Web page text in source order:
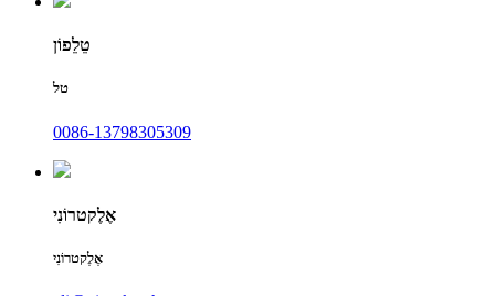
טֵלֵפוֹן
טל
0086-13798305309
אֶלֶקטרוֹנִי
אֶלֶקטרוֹנִי